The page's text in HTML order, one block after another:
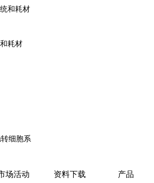
和耗材
耗材
细胞系
物反应器
场活动 资料下载 产品